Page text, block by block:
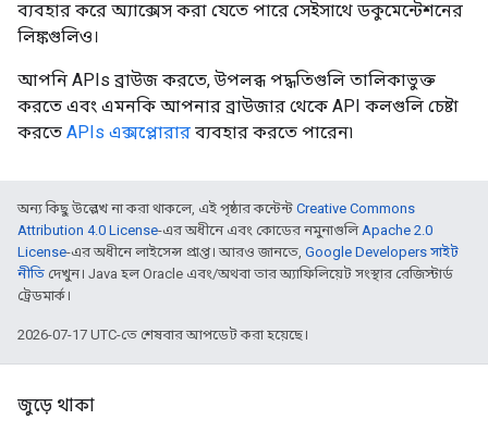
ব্যবহার করে অ্যাক্সেস করা যেতে পারে সেইসাথে ডকুমেন্টেশনের
লিঙ্কগুলিও।
আপনি APIs ব্রাউজ করতে, উপলব্ধ পদ্ধতিগুলি তালিকাভুক্ত
করতে এবং এমনকি আপনার ব্রাউজার থেকে API কলগুলি চেষ্টা
করতে APIs এক্সপ্লোরার ব্যবহার করতে পারেন৷
অন্য কিছু উল্লেখ না করা থাকলে, এই পৃষ্ঠার কন্টেন্ট Creative Commons
Attribution 4.0 License-এর অধীনে এবং কোডের নমুনাগুলিApache 2.0
License-এর অধীনে লাইসেন্স প্রাপ্ত। আরও জানতে, Google Developers সাইট
নীতি দেখুন। Java হল Oracle এবং/অথবা তার অ্যাফিলিয়েট সংস্থার রেজিস্টার্ড
ট্রেডমার্ক।
2026-07-17 UTC-তে শেষবার আপডেট করা হয়েছে।
জুড়ে থাকা